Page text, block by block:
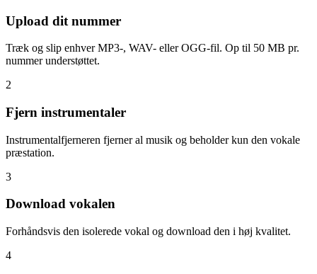
Upload dit nummer
Træk og slip enhver MP3-, WAV- eller OGG-fil. Op til 50 MB pr.
nummer understøttet.
2
Fjern instrumentaler
Instrumentalfjerneren fjerner al musik og beholder kun den vokale
præstation.
3
Download vokalen
Forhåndsvis den isolerede vokal og download den i høj kvalitet.
4